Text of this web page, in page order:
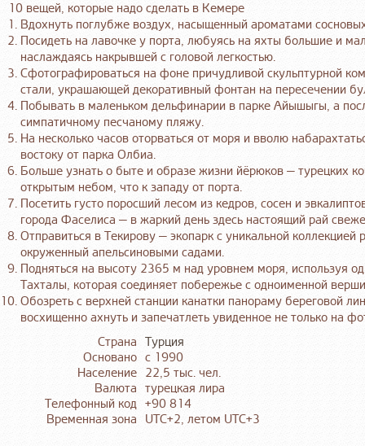
10 вещей, которые надо сделать в Кемере
Вдохнуть поглубже воздух, насыщенный ароматами
Посидеть на лавочке у порта, любуясь на яхты большие и
наслаждаясь накрывшей с головой легкостью.
Сфотографироваться на фоне причудливой скульптурной
стали, украшающей декоративный фонтан на пересечении
Побывать в маленьком дельфинарии в парке Айышыгы, а
симпатичному песчаному пляжу.
На несколько часов оторваться от моря и вволю
востоку от парка Олбиа.
Больше узнать о быте и образе жизни йёрюков — турецких
открытым небом, что к западу от порта.
Посетить густо поросший лесом из кедров, сосен и
города Фаселиса — в жаркий день здесь настоящий рай
Отправиться в Текирову — экопарк с уникальной
окруженный апельсиновыми садами.
Подняться на высоту 2365 м над уровнем моря, используя
Тахталы, которая соединяет побережье с одноименной
Обозреть с верхней станции канатки панораму береговой
восхищенно ахнуть и запечатлеть увиденное не только на
Страна Турция
Основано с 1990
Население 22,5 тыс. чел.
Валюта турецкая лира
Телефонный код +90 814
Временная зона
UTC+2, летом UTC+3